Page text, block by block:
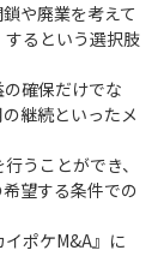
や廃業を考えて
るという選択肢
確保だけでな
継続といったメ
うことができ、
望する条件での
ポケM&A』に